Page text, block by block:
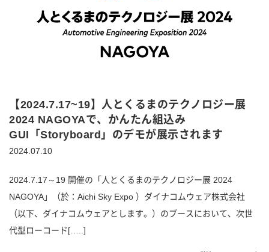
【2024.7.17~19】人とくるまのテクノロジー展
2024 NAGOYAで、かんたん組込み
GUI「Storyboard」のデモが展示されます
2024.07.10
2024.7.17～19 開催の「人とくるまのテクノロジー展 2024
NAGOYA」（於：Aichi Sky Expo ）ダイナコムウェア株式会社
（以下、ダイナコムウェアとします。）のブースにおいて、次世
代型ローコード[…..]